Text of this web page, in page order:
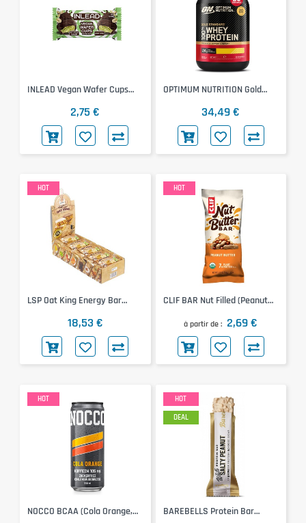
INLEAD Vegan Wafer Cups
2,75 €
OPTIMUM NUTRITION Gold
(Delicious Strawberry)
34,49 €
HOT
LSP Oat King Energy Bar
18,53 €
HOT
CLIF BAR Nut Filled (Peanut
à partir de 2,69 €
HOT
NOCCO BCAA (Cola Orange,
HOT
DEAL
BAREBELLS Protein Bar